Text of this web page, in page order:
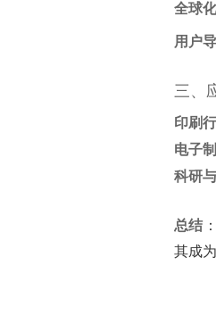
全球
用户
三、
印刷
电子
科研
总结
其成